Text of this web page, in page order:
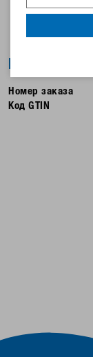
Lamb teat,
Номер заказа
Код GTIN